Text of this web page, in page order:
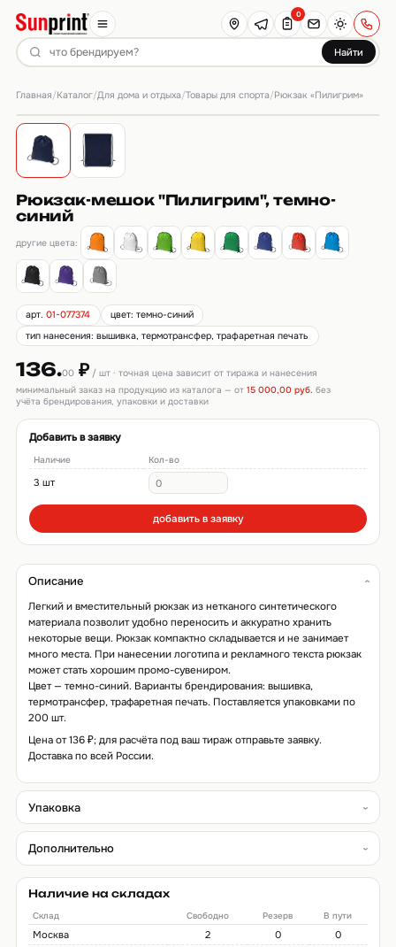
Найти
0
Главная/Каталог/Для дома и отдыха/Товары для спорта/Рюкзак «Пилигрим»
Рюкзак-мешок "Пилигрим", темно-
синий
другие цвета:
арт.01-077374
цвет: темно-синий
тип нанесения: вышивка, термотрансфер, трафаретная печать
136.00₽/ шт · точная цена зависит от тиража и нанесения
минимальный заказ на продукцию из каталога — от 15 000,00 руб. без
учёта брендирования, упаковки и доставки
Добавить в заявку
Наличие Кол-во
3 шт
добавить в заявку
Описание
Легкий и вместительный рюкзак из нетканого синтетического
материала позволит удобно переносить и аккуратно хранить
некоторые вещи. Рюкзак компактно складывается и не занимает
много места. При нанесении логотипа и рекламного текста рюкзак
может стать хорошим промо-сувениром.
Цвет — темно-синий. Варианты брендирования: вышивка,
термотрансфер, трафаретная печать. Поставляется упаковками по
200 шт.
Цена от 136 ₽; для расчёта под ваш тираж отправьте заявку.
Доставка по всей России.
Упаковка
Дополнительно
Наличие на складах
Склад Свободно Резерв В пути
Москва 2 0
0